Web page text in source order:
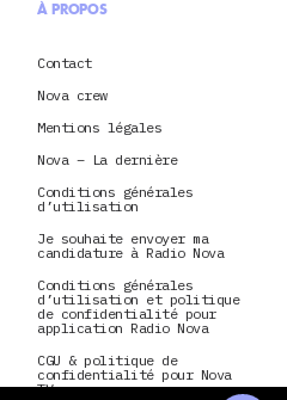
À PROPOS
Contact
Nova crew
Mentions légales
Nova – La dernière
Conditions générales
d’utilisation
Je souhaite envoyer ma
candidature à Radio Nova
Conditions générales
d’utilisation et politique
de confidentialité pour
application Radio Nova
CGU & politique de
confidentialité pour Nova
TV